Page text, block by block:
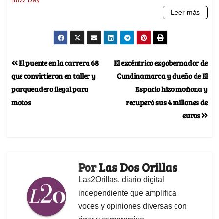
El excéntrico exgobernador de
Cundinamarca y dueño de El
Espacio hizo moñona y
recuperó sus 4 millones de
euros
El puente en la carrera 68
que convirtieron en taller y
parqueadero ilegal para
motos
PorLas Dos Orillas
Las2Orillas, diario digital
independiente que amplifica
voces y opiniones diversas con